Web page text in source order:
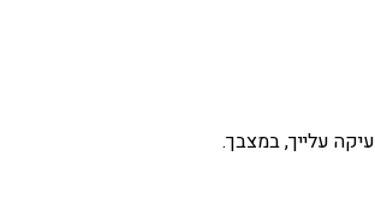
עלייך, במצבך.